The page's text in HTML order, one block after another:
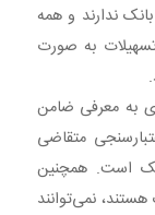
ندارند و همه
به صورت
به معرفی ضامن
متقاضی
است. همچنین
نمی‌توانند